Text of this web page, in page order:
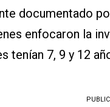
documentado
enfocaron la
tenían 7, 9 y 12